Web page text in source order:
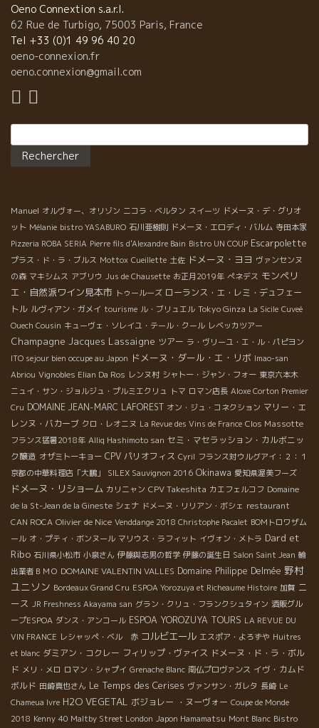
在、７．５ヘクタールの畑を所有している。 ラファエルの持って
いる葡萄木は殆どが古木。６０～１００歳級の葡萄が多い。
ワインのスタイルは無口で控えめなラファエルに似てい
る。 色も薄めで繊細なタッチの細くキレイな果実味が真っ直ぐに
スーット伸びていくスタイル。 出しゃばるところが全くない。 こ
ＶＥ（ワイン）に共通している。違いはそれぞれの区画のテロワ
論、自生酵母のみ。SO2は必要なければ入れない。入れる時でも
最少。 Lurons リュロン、Buissonnante ビュイ
いて手頃な価格。 まさにガメの人気の利点を叶えてくれるワイ
ン。 Brulius ブリュリウス、AC Brouillyブルイィ 60歳のガメ。
南西向き斜面。セミMC(マセラッション・カルボニック) 薄い色合
いで、優しい果実味がスーット真っ直ぐ伸びてくる。 マセラッシ
ョン期間は２週間と長いけど、一切触らない。お茶の様に煎じた
繊細なタンニン、果実味のみを抽出 Mont Brulius モン・ブリュリ
ウス AC Cote de Brouillyコート・ド・ブルイィ 70～80歳の古
木、南西向斜面、セミMC(マセラッション・カルボニック)
Diorite元火山岩が４億年かけて生成された青味がかった黒っぽい
硬い石。 アンフージョンのように優しく抽出された繊細な果実
味、芯に透き通ったミネラル感真っ直ぐに細く伸びていく。 色も
薄めで女性的なイメージ。 無口なラファエルがモクモクと集中し
にも次々と新しい人材が育っている。 嬉しいかぎり。
Oeno Connextion s.a.r.l.
62 Rue de Turbigo, 75003 Paris, France
Tel +33 (0)1 49 96 40 20
oeno-connexion.fr
oeno.connexion@gmail.com
Manuel オルヴォー、オリゾン ニコラ・ベルタン スイーツ ドメーヌ・デ・グリオ
ット Mélanie bistro YASABURO 石川亜樹則 ドメーヌ・エロディ・バルム 寺田本家
Pizzeria ROBA SERIA Pierre fils d'Alexandre Bain Bistro UN COUP Escarpolette
プラス・ド・ラ・ブルス Mottox Cueillette 土佐 ドメーヌ・ヨヨ ヴァンセンヌ
の森 マキシムス アブリウ Jus de Chausette お正月2019年 ぺネデス モンペリ
エ・自然派ワイン見本市 トゥールーズ ローランス・エ・レミ・デュフェー
トル ルヴィアン・ガメイ tourisme ル・ブリュエル Tokyo Ginza La Sicile Cuveé
Ouech Cousin キューヴェ・ソレイユ・テール・クール レベッカツアー
Champagne Jacques Lassaigne ツアー ラ・ヴリーユ・エ・ル・パピヨン
ITO sejour bien occupe au Japon ドメーヌ・ダール・エ・リボ Imao-san
Abriou Vignobles Elian Da Ros レンヌ村 シャトー・ジャン・フォー 東京六本木
ニュイ・サン・ジョルジュ・プルミエクリュ トマ ロマン店長 Aloxe Corton Premier
Cru DOMAINE JEAN-MARC LAFOREST オン・ジュ・コネクション マリー・エ
レンヌ・バカーブ クロ・レオニヌ La Revue des Vins de France Clos Massotte
フランス猛暑2018年 Alliq Hashimoto san セミ・マセラッション・カルボニッ
ク醸造 オザミトーキョー CPV パリオフィス Cyril フランス対ウルグアイ：２：１
京都の中華料理店「大鵬」
SILEX Sauvignon 2016 Okinawa 愛知県渥美フーズ
ドメーヌ・リショーム カリニャン CPV Takeshita カエフェルコフ Domaine
de la St-Jean de la Gineste シェナ ドメーヌ・リリアン・ボシェ restaurant
CAN ROCA Olivier de Nice Venddange 2018 Christophe Pacalet BOMトロワザム
ール オ・プティ・ボンヌール マリウス・ラフィット イヴォン・メトラ Dard et
Ribo 石川県小松市 小泉さん 伊藤與志男の哲学 伊藤の誕生日 Salon Saint Jean 輸
出業者ＢＭＯ DOMAINE VALENTIN VALLES Domaine Philippe Delmée 野村
ユニソン Bordeaux Grand Cru ESPOA Yorozuya et Richeaume Histoire 加賀 ニ
ース JR Freshness Akayama san グラン・クリュ・フランクシュタイン 酒販グル
ープESPOA ダンス・アンコール ESPOA YOROZUYA TOURS LA REVUE DU
VIN FRANCE レシャッペ・ベル 赤 コルビエール エスポア・よろずや Huitres
et blanc ダミアン・コクレー フィリップ・ヴァイス ドメーヌ・ド・ラ・ボル
ド メリ・メロ ロマン・シャプイ Grenache Blanc 南仏プロヴァンス イヴ・カムド
ボルド 田崎真也さん Le Temps des Cerises ヴァンサン・ガレタ 長崎 Le
Chameua Ivre H2O VEGETAL ボジョレー ・ヌーヴォー Coupe de Monde
2018 Kenny 40 Maltby Street London Japon Hamamatsu Mont Blanc Bistro